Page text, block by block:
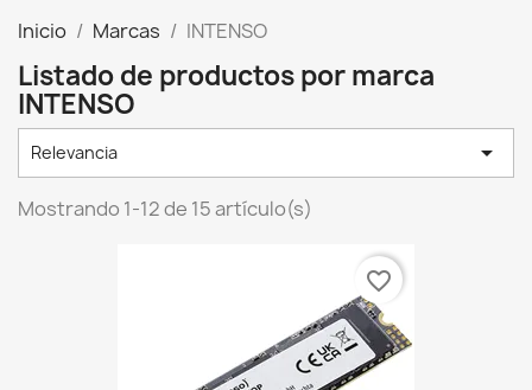
Inicio Marcas INTENSO
Listado de productos por marca
INTENSO
Relevancia 
Mostrando 1-12 de 15 artículo(s)
favorite_border